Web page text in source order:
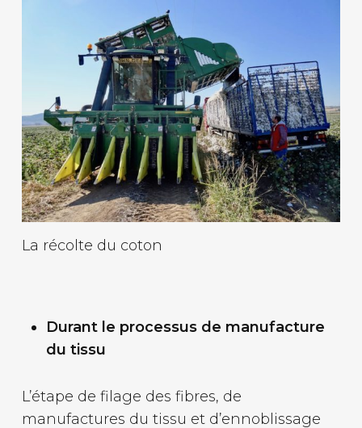
La récolte du coton
Durant le processus de manufacture
du tissu
L’étape de filage des fibres, de
manufactures du tissu et d’ennoblissage